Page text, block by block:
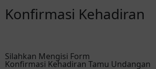
Konfirmasi Kehadiran
Silahkan Mengisi Form
Konfirmasi Kehadiran Tamu Undangan